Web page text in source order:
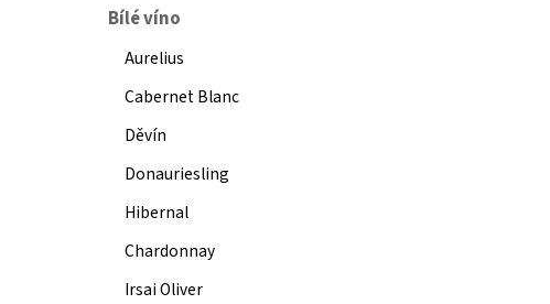
Bílé víno
Aurelius
Cabernet Blanc
Děvín
Donauriesling
Hibernal
Chardonnay
Irsai Oliver